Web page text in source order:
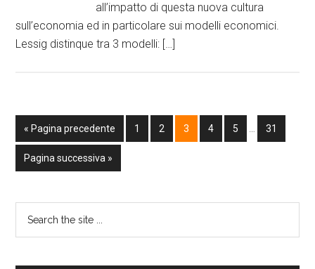
all’impatto di questa nuova cultura
sull’economia ed in particolare sui modelli economici.
Lessig distinque tra 3 modelli: […]
« Pagina precedente 1 2 3 4 5 31
Pagina successiva »